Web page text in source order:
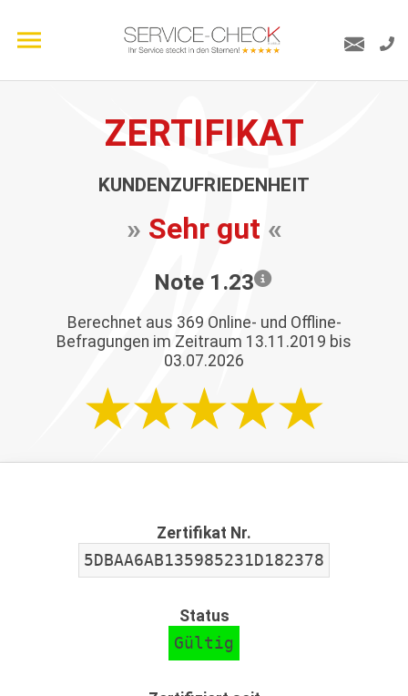
ZERTIFIKAT
KUNDENZUFRIEDENHEIT
» Sehr gut «
Note 1.23
Berechnet aus 369 Online- und Offline-
Befragungen im Zeitraum 13.11.2019 bis
03.07.2026
Zertifikat Nr.
5DBAA6AB135985231D182378
Status
Gültig